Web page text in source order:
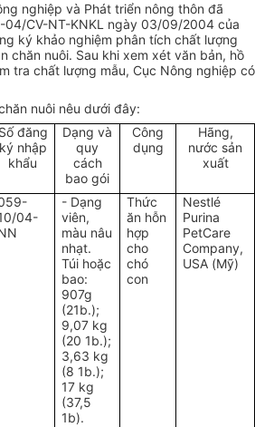
nghiệp và Phát triển nông thôn đã
04/CV-NT-KNKL ngày 03/09/2004 của
ký khảo nghiệm phân tích chất lượng
chăn nuôi. Sau khi xem xét văn bản, hồ
tra chất lượng mẫu, Cục Nông nghiệp có
nuôi nêu dưới đây:
Số đăng
ký nhập
khẩu
Dạng và
quy
cách
bao gói
Công
dụng
Hãng,
nước sản
xuất
04-
- Dạng
viên,
màu nâu
nhạt.
Túi hoặc
bao:
907g
(21b.);
9,07 kg
(20 1b.);
3,63 kg
(8 1b.);
17 kg
(37,5
1b).
Thức
ăn hỗn
hợp
cho
chó
con
Nestlé
Purina
PetCare
Company,
USA (Mỹ)